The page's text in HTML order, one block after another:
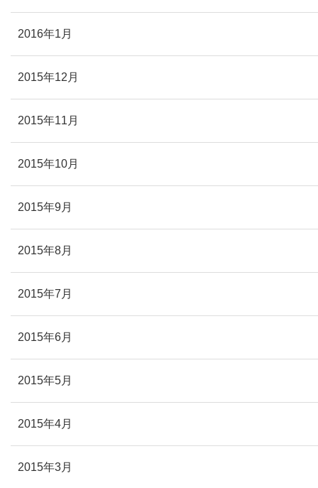
2016年1月
2015年12月
2015年11月
2015年10月
2015年9月
2015年8月
2015年7月
2015年6月
2015年5月
2015年4月
2015年3月